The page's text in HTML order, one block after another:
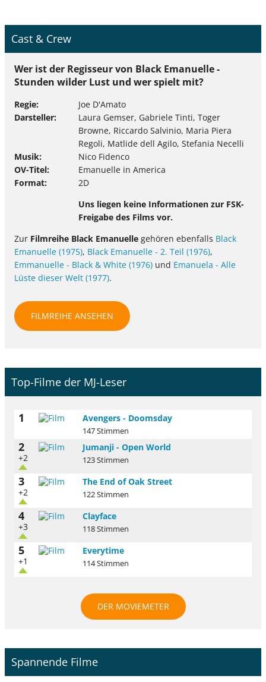
Cast & Crew
Wer ist der Regisseur von Black Emanuelle -
Stunden wilder Lust und wer spielt mit?
Regie
Joe D'Amato
Darsteller
Laura Gemser, Gabriele Tinti, Toger
Browne, Riccardo Salvinio, Maria Piera
Regoli, Matlide dell Agilo, Stefania Necelli
Musik
Nico Fidenco
OV-Titel
Emanuelle in America
Format
2D
Uns liegen keine Informationen zur FSK-
Freigabe des Films vor.
Zur Filmreihe Black Emanuelle gehören ebenfalls Black
Emanuelle (1975), Black Emanuelle - 2. Teil (1976),
Emmanuelle - Black & White (1976) und Emanuela - Alle
Lüste dieser Welt (1977).
FILMREIHE ANSEHEN
Top-Filme der MJ-Leser
1 Avengers - Doomsday
147 Stimmen
2
+2
Jumanji - Open World
123 Stimmen
3
+2
The End of Oak Street
122 Stimmen
4
+3
Clayface
118 Stimmen
5
+1
Everytime
114 Stimmen
DER MOVIEMETER
Spannende Filme